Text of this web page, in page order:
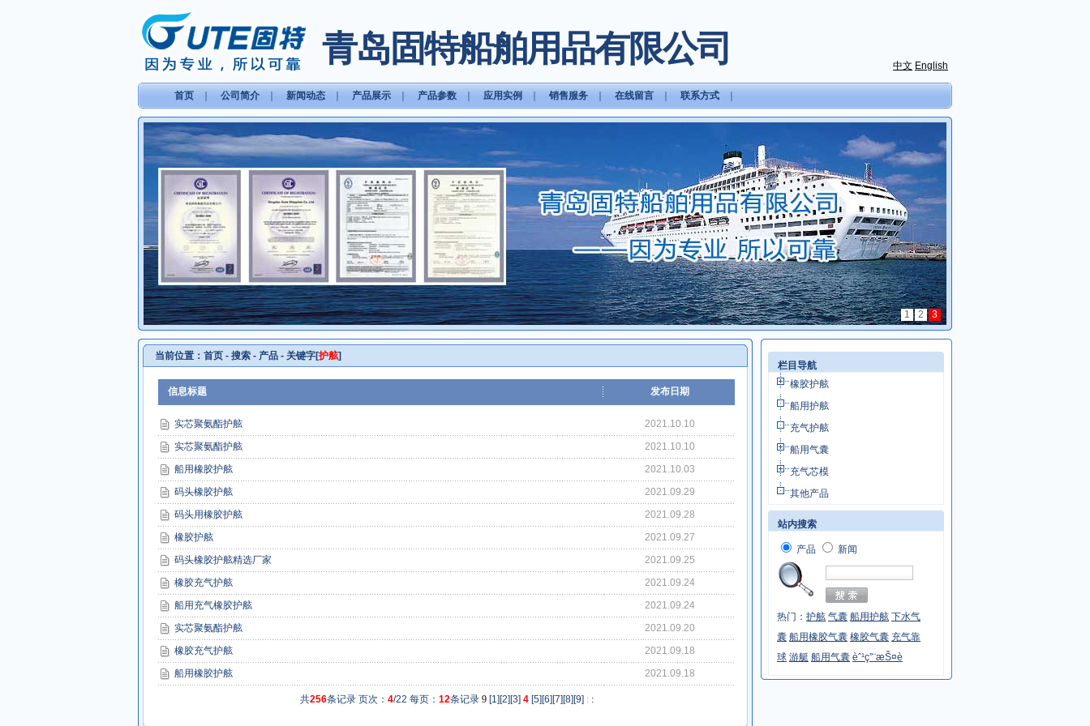
青岛固特船舶用品有限公司 中文 English
首页 公司简介 新闻动态 产品展示 产品参数 应用实例 销售服务 在线留言 联系方式
1 2 3
当前位置： 首页 - 搜索 - 产品 - 关键字[护舷]
信息标题 发布日期
实芯聚氨酯护舷
2021.10.10
实芯聚氨酯护舷
2021.10.10
船用橡胶护舷
2021.10.03
码头橡胶护舷
2021.09.29
码头用橡胶护舷
2021.09.28
橡胶护舷
2021.09.27
码头橡胶护舷精选厂家
2021.09.25
橡胶充气护舷
2021.09.24
船用充气橡胶护舷
2021.09.24
实芯聚氨酯护舷
2021.09.20
橡胶充气护舷
2021.09.18
船用橡胶护舷
2021.09.18
共256条记录 页次： 4/22 每页： 12条记录 9[1][2][3] 4[5][6][7][8][9] : :
栏目导航
橡胶护舷
船用护舷
充气护舷
船用气囊
充气芯模
其他产品
站内搜索
产品 新闻
热门： 护舷 气囊 船用护舷 下水气
囊 船用橡胶气囊 橡胶气囊 充气靠
球 游艇 船用气囊 èˆ¹ç”¨æŠ¤è